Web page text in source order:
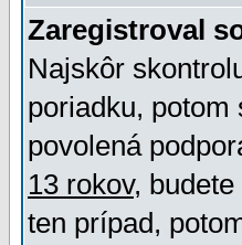
Zaregistroval
Najskôr
poriadku,
povolená
13 rokov,
ten prípad,